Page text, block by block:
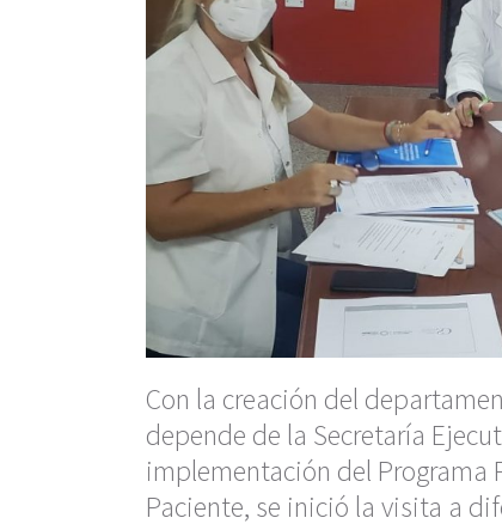
Con la creación del
depende de la Secretaría
implementación del Programa
Paciente, se inició la visita a